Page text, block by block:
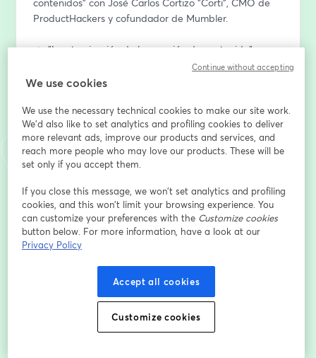
ProductHackers y cofundador de Mumbler.
👉 "La atomización de la creación de contenido" con
Xavi Robles cofundador de Vizz Agency y fundador de
Eurogamer, DUX gaming y Splendid.
👉 "Growthletter: ¿cómo crecer tu newsletter sin tener
una audiencia previa?" con Héctor Pérez, Fundador de
Zumitow.
Te esperamos el día 8 de febrero a las 17h CEST.
อีเมล*
We use cookies
We use the necessary technical cookies to make our site work.
We'd also like to set analytics and profiling cookies to deliver
more relevant ads, improve our products and services, and
reach more people who may love our products. These will be
set only if you accept them.
If you close this message, we won’t set analytics and profiling
cookies, and this won’t limit your browsing experience. You
can customize your preferences with the Customize cookies
button below. For more information, have a look at our
Privacy Policy
Accept all cookies
Customize cookies
Continue without accepting